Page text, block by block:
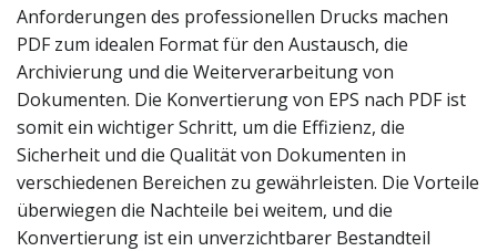
Anforderungen des professionellen Drucks machen
PDF zum idealen Format für den Austausch, die
Archivierung und die Weiterverarbeitung von
Dokumenten. Die Konvertierung von EPS nach PDF ist
somit ein wichtiger Schritt, um die Effizienz, die
Sicherheit und die Qualität von Dokumenten in
verschiedenen Bereichen zu gewährleisten. Die Vorteile
überwiegen die Nachteile bei weitem, und die
Konvertierung ist ein unverzichtbarer Bestandteil